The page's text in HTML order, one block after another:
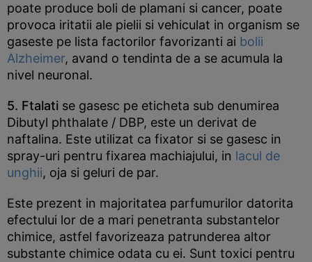
poate produce boli de plamani si cancer, poate
provoca iritatii ale pielii si vehiculat in organism se
gaseste pe lista factorilor favorizanti ai bolii
Alzheimer, avand o tendinta de a se acumula la
nivel neuronal.
5. Ftalati se gasesc pe eticheta sub denumirea
Dibutyl phthalate / DBP, este un derivat de
naftalina. Este utilizat ca fixator si se gasesc in
spray-uri pentru fixarea machiajului, in lacul de
unghii, oja si geluri de par.
Este prezent in majoritatea parfumurilor datorita
efectului lor de a mari penetranta substantelor
chimice, astfel favorizeaza patrunderea altor
substante chimice odata cu ei. Sunt toxici pentru